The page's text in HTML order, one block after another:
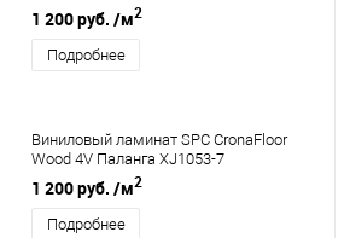
1 200 руб. /м2
Подробнее
Виниловый ламинат SPC CronaFloor
Wood 4V Паланга XJ1053-7
1 200 руб. /м2
Подробнее